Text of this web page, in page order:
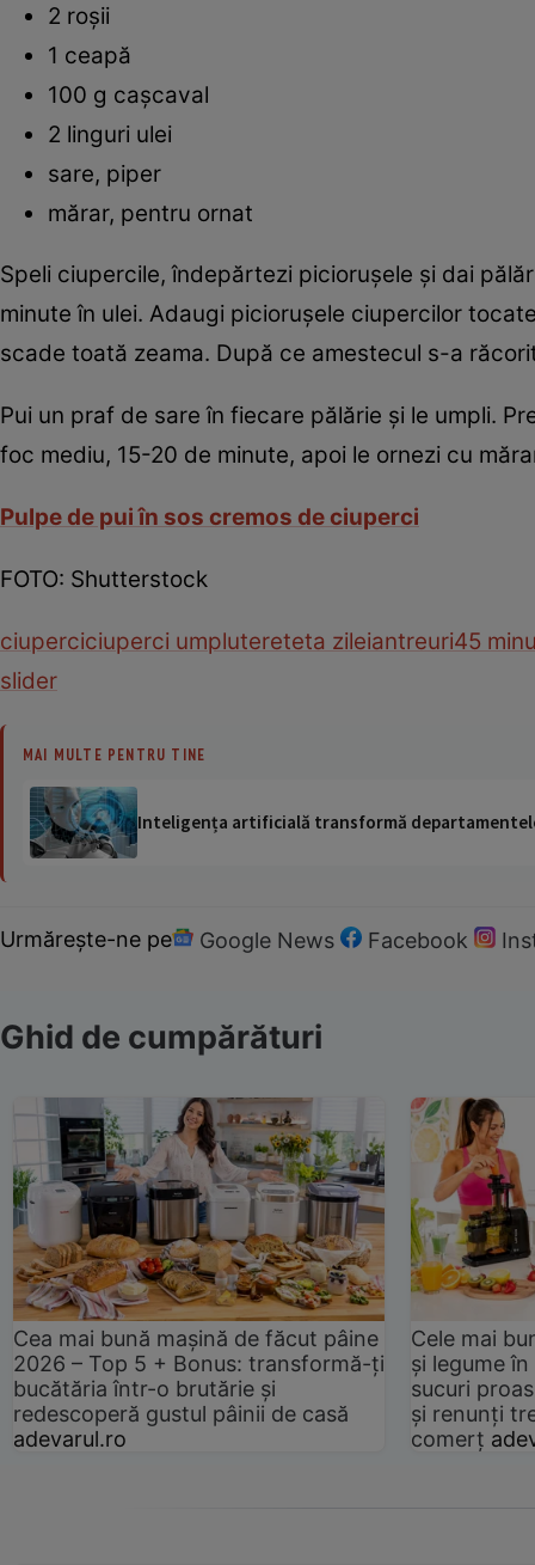
2 roşii
1 ceapă
100 g caşcaval
2 linguri ulei
sare, piper
mărar, pentru ornat
Speli ciupercile, îndepărtezi picioruşele şi dai
minute în ulei. Adaugi picioruşele ciupercilor
scade toată zeama. După ce amestecul s-a
Pui un praf de sare în fiecare pălărie şi le umpli.
foc mediu, 15-20 de minute, apoi le ornezi cu
Pulpe de pui în sos cremos de ciuperci
FOTO: Shutterstock
ciuperciciuperci umplutereteta zileiantreuri45
slider
MAI MULTE PENTRU TINE
Inteligența artificială transformă
Urmărește-ne pe Google News Facebook
Ghid de cumpărături
Cea mai bună mașină de făcut pâine
2026 – Top 5 + Bonus: transformă-ți
bucătăria într-o brutărie și
redescoperă gustul pâinii de casă
adevarul.ro
Cele mai
și legume
sucuri
și renunți
comerț